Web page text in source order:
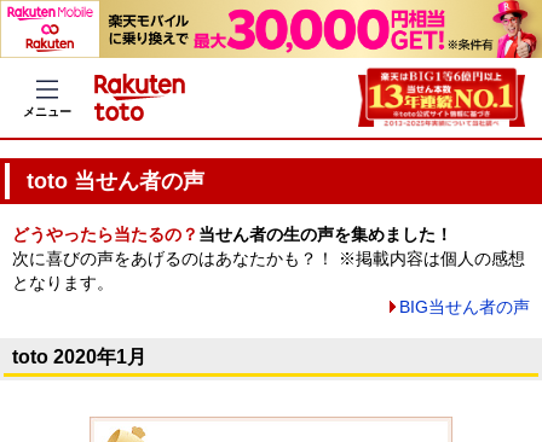
メニュー
toto 当せん者の声
どうやったら当たるの？ 当せん者の生の声を集めました！
次に喜びの声をあげるのはあなたかも？！ ※掲載内容は個人の感想
となります。
BIG当せん者の声
toto 2020年1月